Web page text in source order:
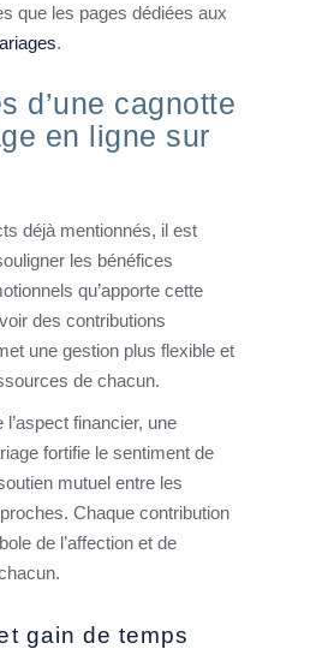
que les pages dédiées aux
.
d’une cagnotte
en ligne sur
déjà mentionnés, il est
les bénéfices
qu’apporte cette
des contributions
une gestion plus flexible et
de chacun.
financier, une
fortifie le sentiment de
mutuel entre les
Chaque contribution
de l’affection et de
gain de temps